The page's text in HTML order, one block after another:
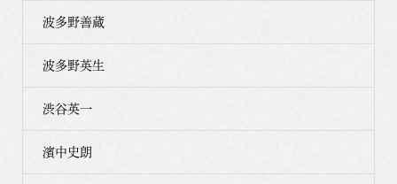
波多野善蔵
波多野英生
渋谷英一
濱中史朗